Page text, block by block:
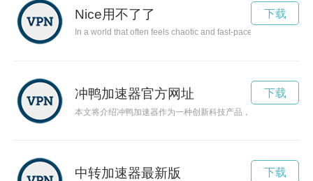
Nice用不了了
In a world that often feels chaotic and fast-paced,
下载
冲鸭加速器官方网址
本文将介绍冲鸭加速器作为一种创新科技产品，如何为年轻人
下载
中转加速器最新版 下载